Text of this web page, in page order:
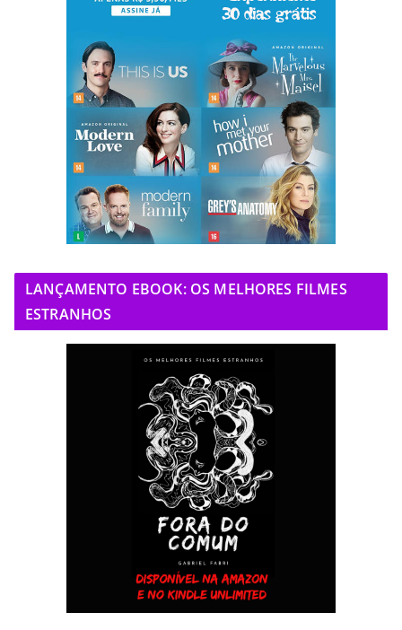
LANÇAMENTO EBOOK: OS MELHORES FILMES
ESTRANHOS